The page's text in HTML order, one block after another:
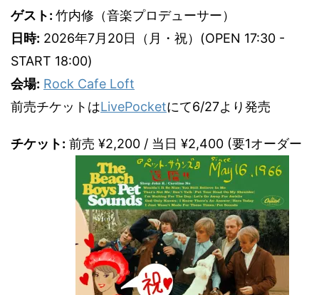
ゲスト: 竹内修（音楽プロデューサー）
日時: 2026年7月20日（月・祝）(OPEN 17:30 -
START 18:00)
会場: Rock Cafe Loft
前売チケットはLivePocketにて6/27より発売
チケット: 前売 ¥2,200 / 当日 ¥2,400 (要1オーダー